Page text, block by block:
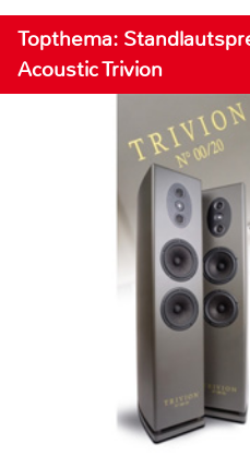
Topthema:
Acoustic Trivion